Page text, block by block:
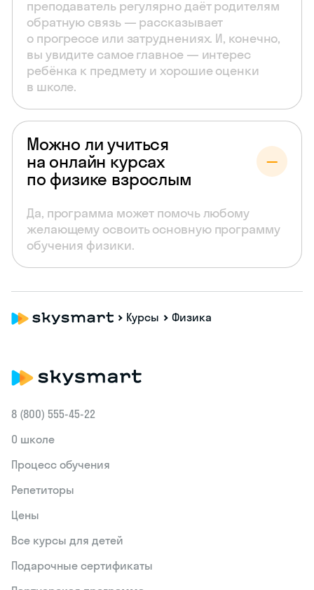
преподаватель регулярно даёт родителям
обратную связь — рассказывает
о прогрессе или затруднениях. И, конечно,
вы увидите самое главное — интерес
ребёнка к предмету и хорошие оценки
в школе.
Можно ли учиться
на онлайн курсах
по физике взрослым
Да, программа может помочь любому
желающему освоить основную программу
обучения физики.
Курсы Физика
8 (800) 555‑45-22
О школе
Процесс обучения
Репетиторы
Цены
Все курсы для детей
Подарочные сертификаты